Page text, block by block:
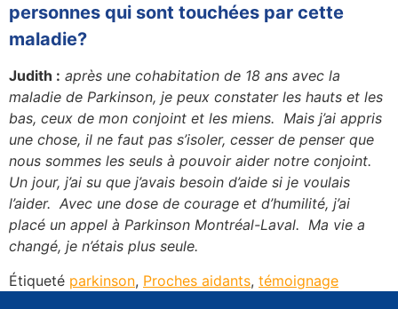
personnes qui sont touchées par cette
maladie?
Judith : après une cohabitation de 18 ans avec la
maladie de Parkinson, je peux constater les hauts et les
bas, ceux de mon conjoint et les miens. Mais j’ai appris
une chose, il ne faut pas s’isoler, cesser de penser que
nous sommes les seuls à pouvoir aider notre conjoint.
Un jour, j’ai su que j’avais besoin d’aide si je voulais
l’aider. Avec une dose de courage et d’humilité, j’ai
placé un appel à Parkinson Montréal-Laval. Ma vie a
changé, je n’étais plus seule.
Étiqueté parkinson, Proches aidants, témoignage